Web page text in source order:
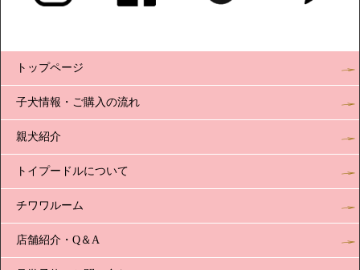
トップページ
子犬情報・ご購入の流れ
親犬紹介
トイプードルについて
チワワルーム
店舗紹介・Q＆A